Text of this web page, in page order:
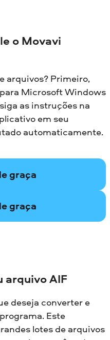
o Movavi
arquivos? Primeiro,
Microsoft Windows
as instruções na
em seu
automaticamente.
graça
graça
arquivo AIF
deseja converter e
Este
lotes de arquivos